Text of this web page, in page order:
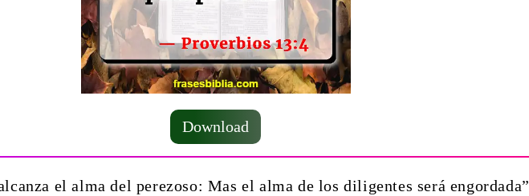
Download
el alma del perezoso: Mas el alma de los diligentes será engordada”